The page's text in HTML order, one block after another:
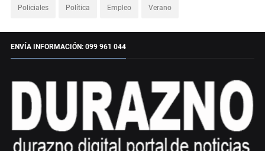
Policiales Política Empleo Verano
ENVÍA INFORMACIÓN: 099 961 044